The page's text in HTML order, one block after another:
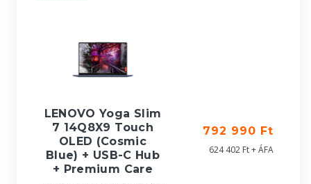
LENOVO Yoga Slim
7 14Q8X9 Touch
OLED (Cosmic
Blue) + USB-C Hub
+ Premium Care
792 990 Ft
624 402 Ft + ÁFA